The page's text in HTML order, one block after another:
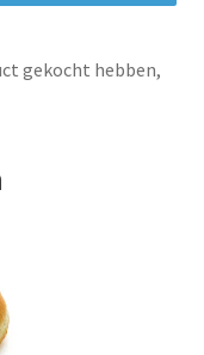
gekocht hebben,